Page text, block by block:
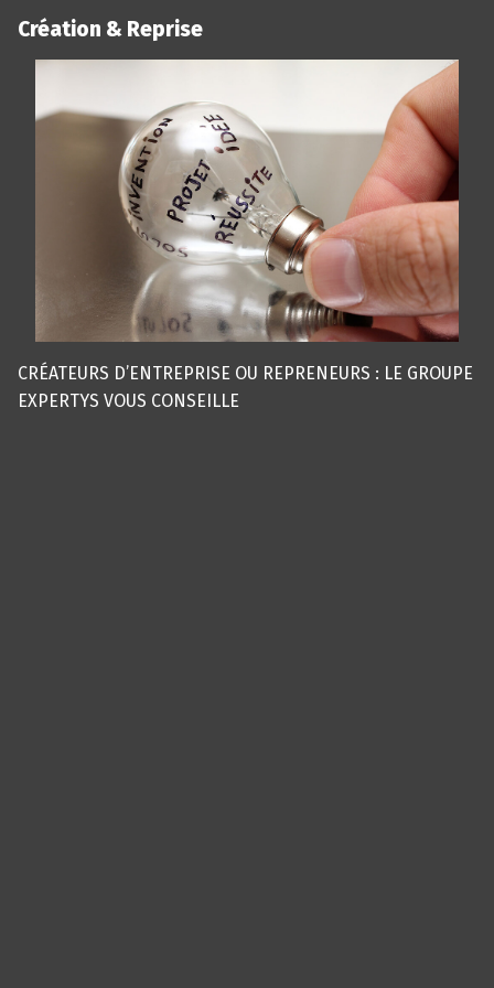
Création & Reprise
CRÉATEURS D’ENTREPRISE OU REPRENEURS : LE GROUPE
EXPERTYS VOUS CONSEILLE